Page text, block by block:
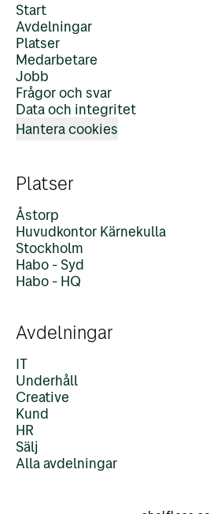
Start
Avdelningar
Platser
Medarbetare
Jobb
Frågor och svar
Data och integritet
Hantera cookies
Platser
Åstorp
Huvudkontor Kärnekulla
Stockholm
Habo - Syd
Habo - HQ
Avdelningar
IT
Underhåll
Creative
Kund
HR
Sälj
Alla avdelningar